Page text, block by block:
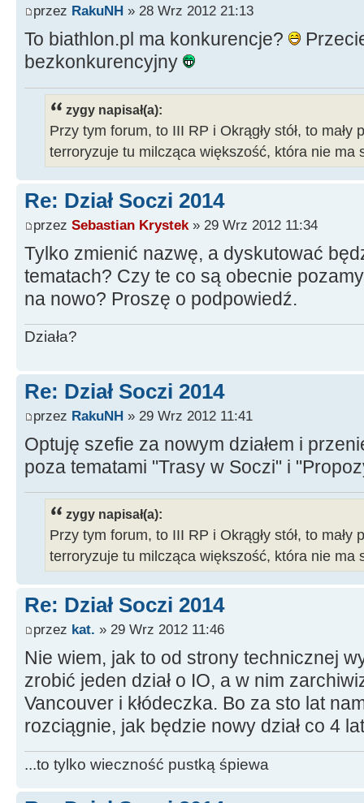
przez RakuNH » 28 Wrz 2012 21:13
To biathlon.pl ma konkurencje?
bezkonkurencyjny
zygy napisał(a):
Przy tym forum, to III RP i Okrągły stół, to
terroryzuje tu milcząca większość, która nie ma
Re: Dział Soczi 2014
przez Sebastian Krystek » 29 Wrz 2012 11:34
Tylko zmienić nazwę, a dyskutować
tematach? Czy te co są obecnie
na nowo? Proszę o podpowiedź.
Działa?
Re: Dział Soczi 2014
przez RakuNH » 29 Wrz 2012 11:41
Optuję szefie za nowym działem i
poza tematami "Trasy w Soczi" i
zygy napisał(a):
Przy tym forum, to III RP i Okrągły stół, to
terroryzuje tu milcząca większość, która nie ma
Re: Dział Soczi 2014
przez kat. » 29 Wrz 2012 11:46
Nie wiem, jak to od strony technicznej
zrobić jeden dział o IO, a w nim
Vancouver i kłódeczka. Bo za sto lat
rozciągnie, jak będzie nowy dział co 4
...to tylko wieczność pustką śpiewa